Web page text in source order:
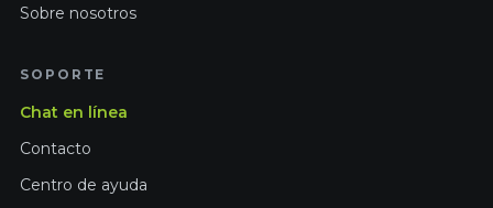
Sobre nosotros
SOPORTE
Chat en línea
Contacto
Centro de ayuda